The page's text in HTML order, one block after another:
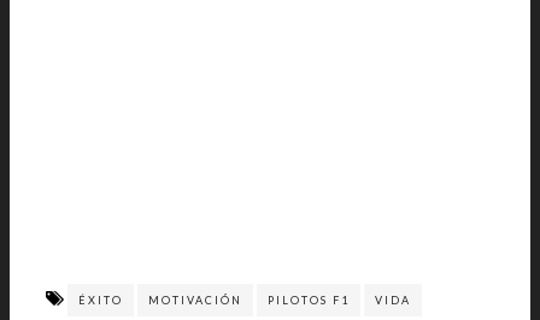
ÉXITO MOTIVACIÓN PILOTOS F1 VIDA